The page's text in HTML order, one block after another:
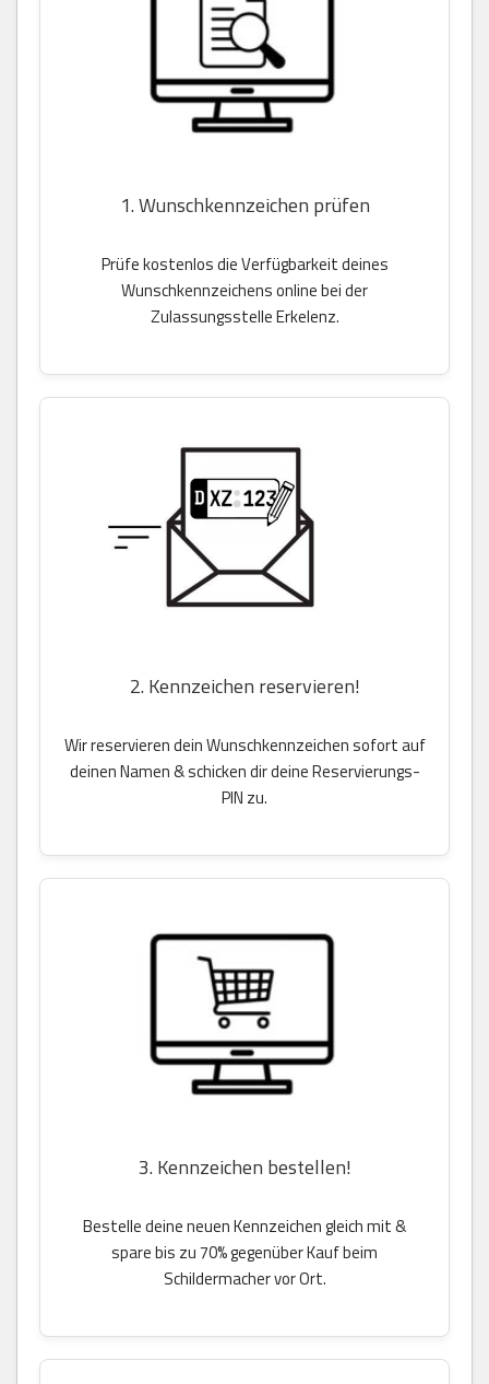
1. Wunschkennzeichen prüfen
Prüfe kostenlos die Verfügbarkeit deines
Wunschkennzeichens online bei der
Zulassungsstelle Erkelenz.
2. Kennzeichen reservieren!
Wir reservieren dein Wunschkennzeichen sofort auf
deinen Namen & schicken dir deine Reservierungs-
PIN zu.
3. Kennzeichen bestellen!
Bestelle deine neuen Kennzeichen gleich mit &
spare bis zu 70% gegenüber Kauf beim
Schildermacher vor Ort.